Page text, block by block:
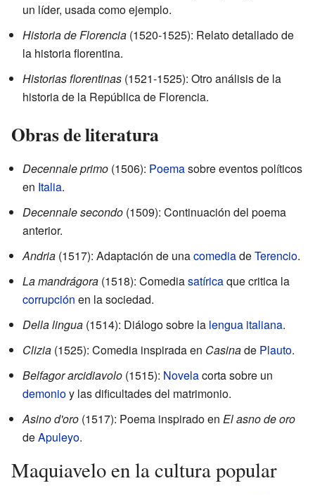
un líder, usada como ejemplo.
Historia de Florencia (1520-1525): Relato detallado de
la historia florentina.
Historias florentinas (1521-1525): Otro análisis de la
historia de la República de Florencia.
Obras de literatura
Decennale primo (1506): Poemasobre eventos políticos
en Italia.
Decennale secondo (1509): Continuación del poema
anterior.
Andria (1517): Adaptación de unacomediadeTerencio.
La mandrágora (1518): Comediasatíricaque critica la
corrupción en la sociedad.
Della lingua (1514): Diálogo sobre la lengua italiana.
Clizia (1525): Comedia inspirada en Casinade Plauto.
Belfagor arcidiavolo (1515): Novelacorta sobre un
demonioy las dificultades del matrimonio.
Asino d'oro (1517): Poema inspirado en El asno de oro
deApuleyo.
Maquiavelo en la cultura popular